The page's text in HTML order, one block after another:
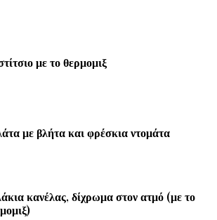
με το θερμομιξ
με βλήτα και φρέσκια ντομάτα
κανέλας, δίχρωμα στον ατμό (με το